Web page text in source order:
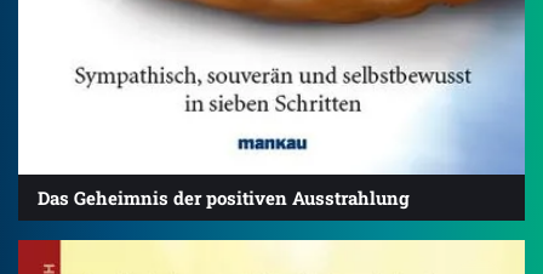
Das Geheimnis der positiven Ausstrahlung